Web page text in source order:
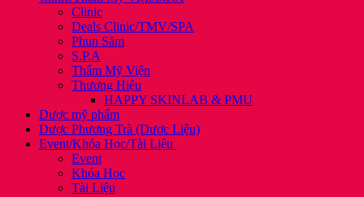
Clinic
Deals Clinic/TMV/SPA
Phun Săm
S.P.A
Thẩm Mỹ Viện
Thương Hiệu
HAPPY SKINLAB & PMU
Dược mỹ phẩm
Dược Phương Trà (Dược Liệu)
Event/Khóa Học/Tài Liệu
Event
Khóa Học
Tài Liệu